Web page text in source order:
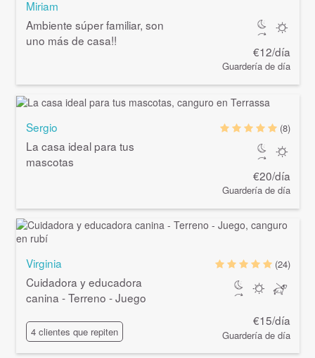
Miriam
Ambiente súper familiar, son
uno más de casa!!
€12/día
Guardería de día
Sergio
La casa ideal para tus
mascotas
(8)
€20/día
Guardería de día
Virginia
Cuidadora y educadora
canina - Terreno - Juego
4 clientes que repiten
(24)
€15/día
Guardería de día